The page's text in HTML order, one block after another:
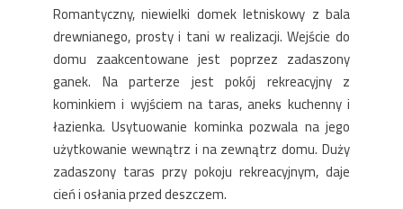
Romantyczny, niewielki domek letniskowy z bala
drewnianego, prosty i tani w realizacji. Wejście do
domu zaakcentowane jest poprzez zadaszony
ganek. Na parterze jest pokój rekreacyjny z
kominkiem i wyjściem na taras, aneks kuchenny i
łazienka. Usytuowanie kominka pozwala na jego
użytkowanie wewnątrz i na zewnątrz domu. Duży
zadaszony taras przy pokoju rekreacyjnym, daje
cień i osłania przed deszczem.